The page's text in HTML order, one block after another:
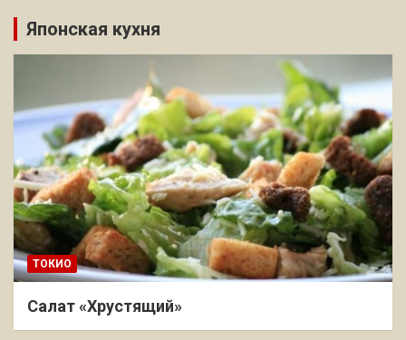
Японская кухня
ТОКИО
Салат «Хрустящий»